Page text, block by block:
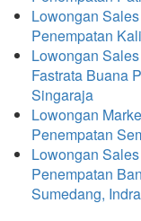
Lowongan
Penempatan
Lowongan
Fastrata Buana
Singaraja
Lowongan
Penempatan
Lowongan
Penempatan
Sumedang,